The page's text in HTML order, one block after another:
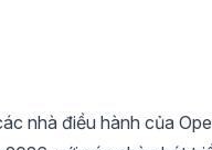
nhà điều hành của